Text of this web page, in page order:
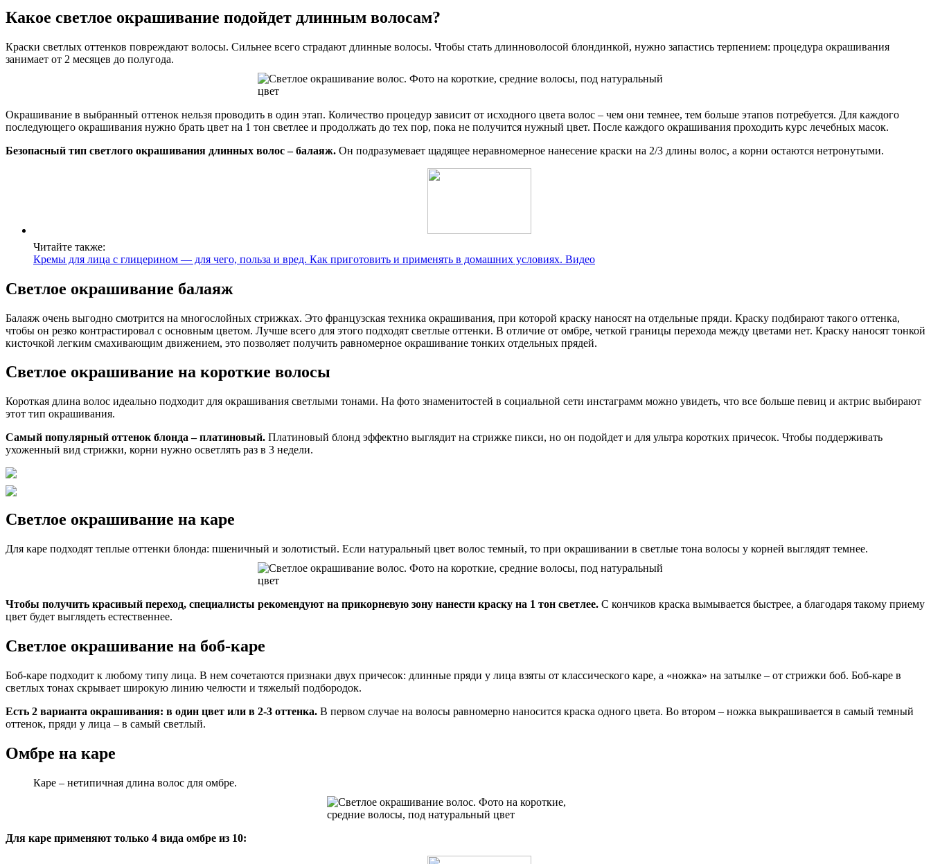
Какое светлое окрашивание подойдет длинным волосам?
Краски светлых оттенков повреждают волосы. Сильнее всего страдают длинные волосы. Чтобы стать длинноволосой блондинкой, нужно запастись терпением: процедура окрашивания
занимает от 2 месяцев до полугода.
Окрашивание в выбранный оттенок нельзя проводить в один этап. Количество процедур зависит от исходного цвета волос – чем они темнее, тем больше этапов потребуется. Для каждого
последующего окрашивания нужно брать цвет на 1 тон светлее и продолжать до тех пор, пока не получится нужный цвет. После каждого окрашивания проходить курс лечебных масок.
Безопасный тип светлого окрашивания длинных волос – балаяж. Он подразумевает щадящее неравномерное нанесение краски на 2/3 длины волос, а корни остаются нетронутыми.
Читайте также:
Кремы для лица с глицерином — для чего, польза и вред. Как приготовить и применять в домашних условиях. Видео
Светлое окрашивание балаяж
Балаяж очень выгодно смотрится на многослойных стрижках. Это французская техника окрашивания, при которой краску наносят на отдельные пряди. Краску подбирают такого оттенка,
чтобы он резко контрастировал с основным цветом. Лучше всего для этого подходят светлые оттенки. В отличие от омбре, четкой границы перехода между цветами нет. Краску наносят тонкой
кисточкой легким смахивающим движением, это позволяет получить равномерное окрашивание тонких отдельных прядей.
Светлое окрашивание на короткие волосы
Короткая длина волос идеально подходит для окрашивания светлыми тонами. На фото знаменитостей в социальной сети инстаграмм можно увидеть, что все больше певиц и актрис выбирают
этот тип окрашивания.
Самый популярный оттенок блонда – платиновый. Платиновый блонд эффектно выглядит на стрижке пикси, но он подойдет и для ультра коротких причесок. Чтобы поддерживать
ухоженный вид стрижки, корни нужно осветлять раз в 3 недели.
Светлое окрашивание на каре
Для каре подходят теплые оттенки блонда: пшеничный и золотистый. Если натуральный цвет волос темный, то при окрашивании в светлые тона волосы у корней выглядят темнее.
Чтобы получить красивый переход, специалисты рекомендуют на прикорневую зону нанести краску на 1 тон светлее. С кончиков краска вымывается быстрее, а благодаря такому приему
цвет будет выглядеть естественнее.
Светлое окрашивание на боб-каре
Боб-каре подходит к любому типу лица. В нем сочетаются признаки двух причесок: длинные пряди у лица взяты от классического каре, а «ножка» на затылке – от стрижки боб. Боб-каре в
светлых тонах скрывает широкую линию челюсти и тяжелый подбородок.
Есть 2 варианта окрашивания: в один цвет или в 2-3 оттенка. В первом случае на волосы равномерно наносится краска одного цвета. Во втором – ножка выкрашивается в самый темный
оттенок, пряди у лица – в самый светлый.
Омбре на каре
Каре – нетипичная длина волос для омбре.
Для каре применяют только 4 вида омбре из 10: